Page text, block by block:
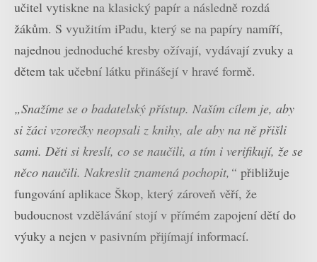
učitel vytiskne na klasický papír a následně rozdá
žákům. S využitím iPadu, který se na papíry namíří,
najednou jednoduché kresby ožívají, vydávají zvuky a
dětem tak učební látku přinášejí v hravé formě.
„Snažíme se o badatelský přístup. Naším cílem je, aby
si žáci vzorečky neopsali z knihy, ale aby na ně přišli
sami. Děti si kreslí, co se naučili, a tím i verifikují, že se
něco naučili. Nakreslit znamená pochopit,“ přibližuje
fungování aplikace Škop, který zároveň věří, že
budoucnost vzdělávání stojí v přímém zapojení dětí do
výuky a nejen v pasivním přijímají informací.